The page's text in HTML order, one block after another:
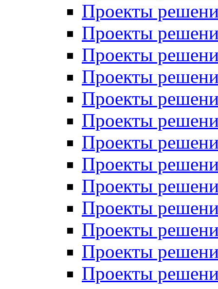
Проекты
Проекты
Проекты
Проекты
Проекты
Проекты
Проекты
Проекты
Проекты
Проекты
Проекты
Проекты
Проекты